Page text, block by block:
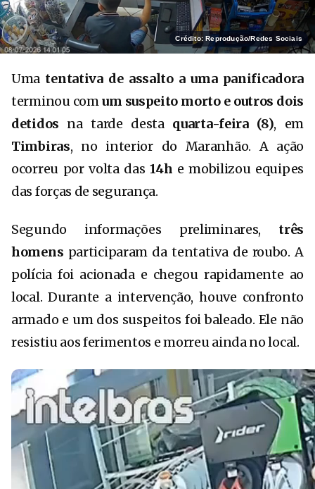
Crédito: Reprodução/Redes Sociais
Uma tentativa de assalto a uma panificadora
terminou comum suspeito morto e outros dois
detidos na tarde desta quarta-feira (8), em
Timbiras, no interior do Maranhão. A ação
ocorreu por volta das14h e mobilizou equipes
das forças de segurança.
Segundo informações preliminares, três
homens participaram da tentativa de roubo. A
polícia foi acionada e chegou rapidamente ao
local. Durante a intervenção, houve confronto
armado e um dos suspeitos foi baleado. Ele não
resistiu aos ferimentos e morreu ainda no local.